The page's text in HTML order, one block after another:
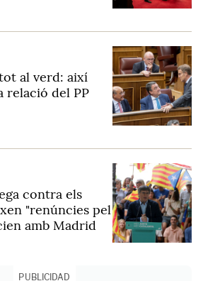
al verd: així
relació del PP
contra els
"renúncies pel
amb Madrid
PUBLICIDAD